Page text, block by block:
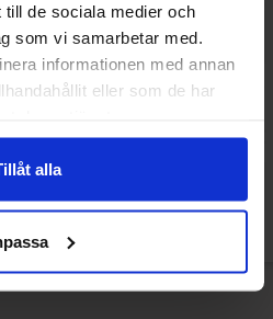
till de sociala medier och
som vi samarbetar med.
informationen med annan
eller som de har
alla
Sprite